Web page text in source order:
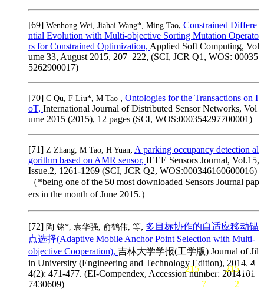
215 关注 215 粉丝
7
2
[69] Wenhong Wei, Jiahai Wang*, Ming Tao, Constrained Differe
ntial Evolution with Multi-objective Sorting Mutation Operato
rs for Constrained Optimization, Applied Soft Computing, Vol
ume 33, August 2015, 207–222, (SCI, JCR Q1, WOS: 00035
5262900017)
[70] C Qu, F Liu*, M Tao , Ontologies for the Transactions on I
oT, International Journal of Distributed Sensor Networks, Vol
ume 2015 (2015), 12 pages (SCI, WOS:000354297700001)
[71] Z Zhang, M Tao, H Yuan, A parking occupancy detection al
gorithm based on AMR sensor, IEEE Sensors Journal, Vol.15,
Issue.2, 1261-1269 (SCI, JCR Q2, WOS:000346160600016)
（*being one of the 50 most downloaded Sensors Journal pap
ers in the month of June 2015.）
[72] 陶 铭*, 袁华强, 俞鹤伟, 等, 多目标协作的自适应移动锚
点选择(Adaptive Mobile Anchor Point Selection with Multi-
objective Cooperation), 吉林大学学报(工学版) Journal of Jil
in University (Engineering and Technology Edition), 2014, 4
4(2): 471-477. (EI-Compendex, Accession number: 2014101
7430609)